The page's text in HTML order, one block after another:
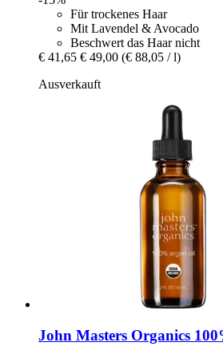
Für trockenes Haar
Mit Lavendel & Avocado
Beschwert das Haar nicht
€ 41,65 € 49,00 (€ 88,05 / l)
Ausverkauft
John Masters Organics